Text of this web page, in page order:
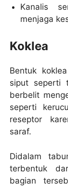
Kanalis
menjaga
Koklea
Bentuk
siput seperti
berbelit
seperti
reseptor
saraf.
Didalam
terbentuk
bagian